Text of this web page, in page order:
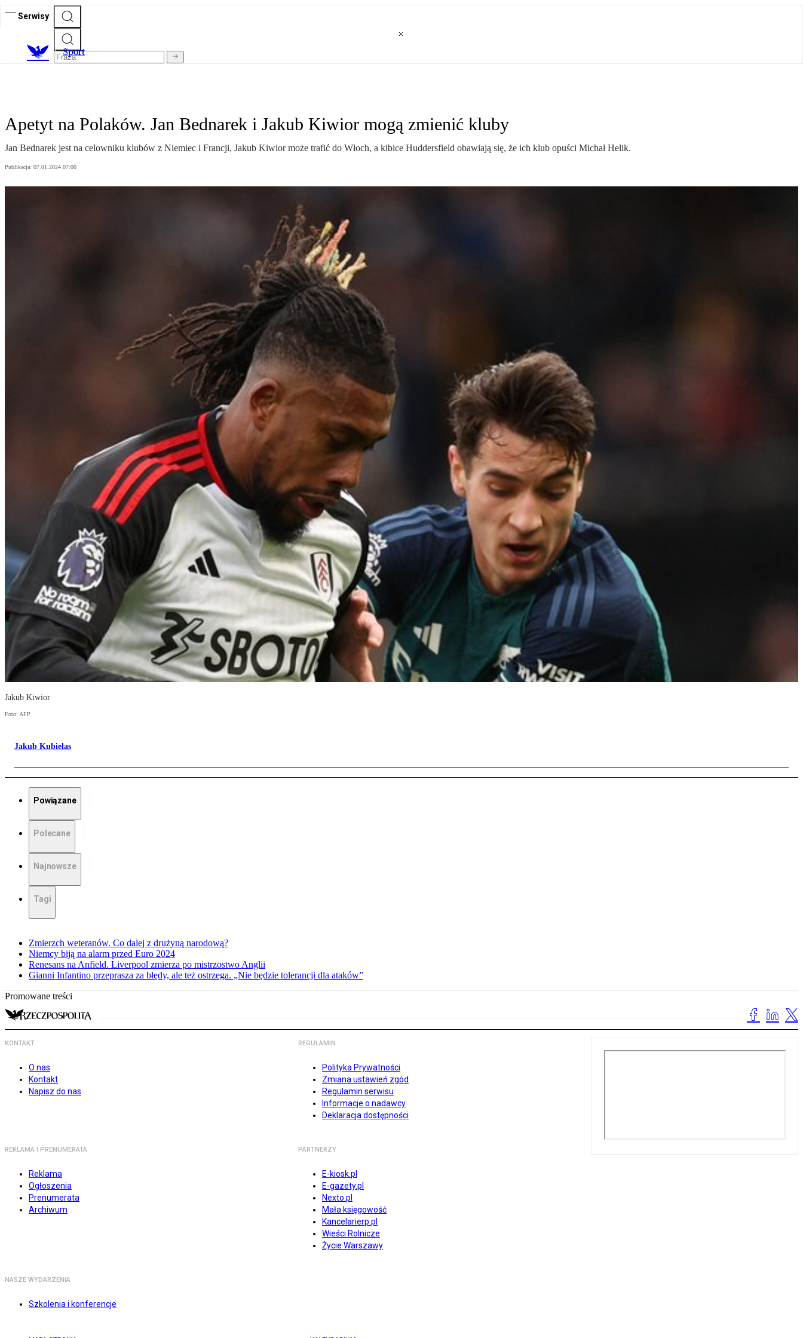
Serwisy
Sport
Apetyt na Polaków. Jan Bednarek i Jakub Kiwior mogą zmienić kluby
Jan Bednarek jest na celowniku klubów z Niemiec i Francji, Jakub Kiwior może trafić do Włoch, a kibice Huddersfield obawiają się, że ich klub opuści Michał Helik.
Publikacja: 07.01.2024 07:00
Jakub Kiwior
Foto: AFP
Jakub Kubielas
Powiązane
Polecane
Najnowsze
Tagi
Zmierzch weteranów. Co dalej z drużyną narodową?
Niemcy biją na alarm przed Euro 2024
Renesans na Anfield. Liverpool zmierza po mistrzostwo Anglii
Gianni Infantino przeprasza za błędy, ale też ostrzega. „Nie będzie tolerancji dla ataków”
Promowane treści
KONTAKT
O nas
Kontakt
Napisz do nas
REGULAMIN
Polityka Prywatności
Zmiana ustawień zgód
Regulamin serwisu
Informacje o nadawcy
Deklaracja dostępności
REKLAMA I PRENUMERATA
Reklama
Ogłoszenia
Prenumerata
Archiwum
PARTNERZY
E-kiosk.pl
E-gazety.pl
Nexto.pl
Mała księgowość
Kancelarierp.pl
Wieści Rolnicze
Życie Warszawy
NASZE WYDARZENIA
Szkolenia i konferencje